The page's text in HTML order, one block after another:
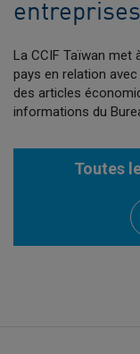
La CCIF Taïwan met
pays en relation
des articles
informations du
Toutes